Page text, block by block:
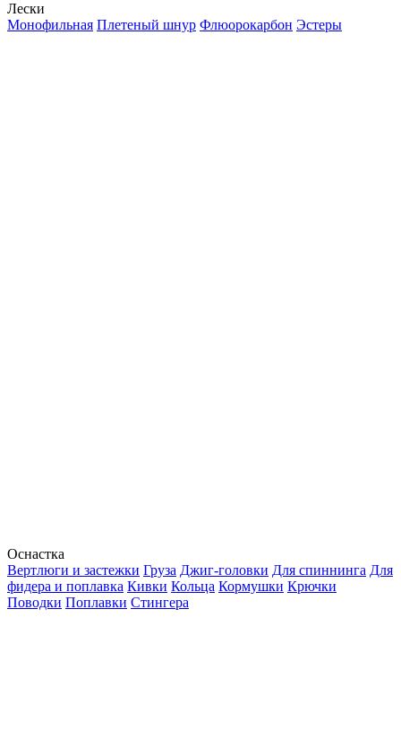
Лески
Монофильная Плетеный шнур Флюорокарбон Эстеры
Оснастка
Вертлюги и застежки Груза Джиг-головки Для спиннинга Для
фидера и поплавка Кивки Кольца Кормушки Крючки
Поводки Поплавки Стингера